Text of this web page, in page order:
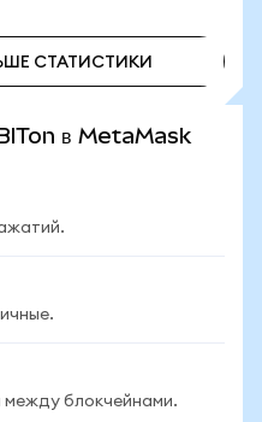
СТАТИСТИКИ
в MetaMask
между блокчейнами.